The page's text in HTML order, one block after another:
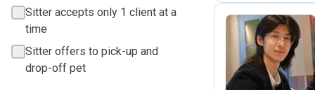
Sitter accepts only 1 client at a
time
Sitter offers to pick-up and
drop-off pet
X